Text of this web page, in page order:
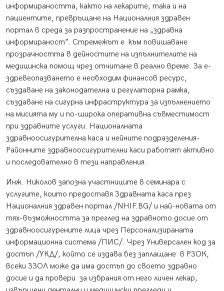
информираността, както на лекарите, така и на
пациентите, превръщане на Националния здравен
портал в среда за разпространение на „здравна
информираност”. Стремежът е към повишаване
прозрачността в дейностите на изпълнителите на
медицинска помощ чрез отчитане в реално време. За е-
здревеопазването е необходим финансов ресурс,
създаване на законодателна и регулаторна рамка,
създаване на сигурна инфраструктура за изпълнението
на мисията му и по-широка оперативна съвместимост
при здравните услуги. Националната
здравноосигурителна каса и нейните подразделения-
Районните здравноосигурителни каси работят активно
и последователно в тези направления.
Инж. Николов запозна участниците в семинара с
услугите, които предоставя Здравната каса през
Националния здравен портал /NHIF.BG/ и най-новата от
тях-възможността за преглед на здравното досие от
здравноосигурените лица чрез Персонализираната
информационна система /ПИС/. Чрез Универсален код за
достъп /УКД/, който се издава без заплащане в РЗОК,
всеки ЗЗОЛ може да има достъп до своето здравно
досие и да провери за избрания от него личен лекар,